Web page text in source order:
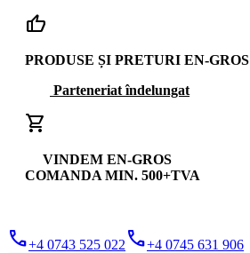
thumb_up
PRODUSE ȘI PRETURI EN-GROS
Parteneriat îndelungat
shopping_cart
VINDEM EN-GROS
COMANDA MIN. 500+TVA
phone+4 0743 525 022 phone+4 0745 631 906